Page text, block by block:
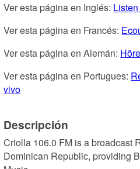
Ver esta página en Inglés:
Ver esta página en Francés:
Ver esta página en Alemán:
Ver esta página en Portugues:
vivo
Descripción
Criolla 106.0 FM is a broadcast
Dominican Republic, providing